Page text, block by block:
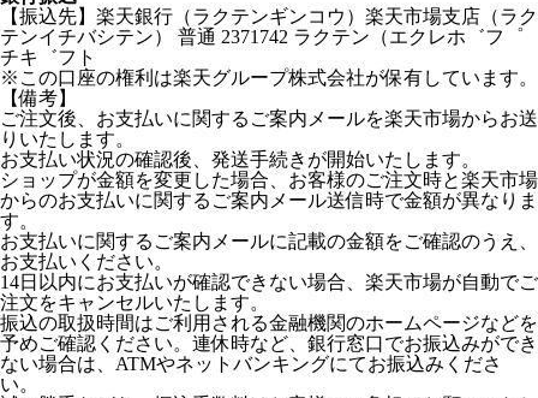
【振込先】楽天銀行（ラクテンギンコウ）楽天市場支店（ラク
テンイチバシテン） 普通 2371742 ラクテン（エクレホ゛フ゜
チキ゛フト
※この口座の権利は楽天グループ株式会社が保有しています。
【備考】
ご注文後、お支払いに関するご案内メールを楽天市場からお送
りいたします。
お支払い状況の確認後、発送手続きが開始いたします。
ショップが金額を変更した場合、お客様のご注文時と楽天市場
からのお支払いに関するご案内メール送信時で金額が異なりま
す。
お支払いに関するご案内メールに記載の金額をご確認のうえ、
お支払いください。
14日以内にお支払いが確認できない場合、楽天市場が自動でご
注文をキャンセルいたします。
振込の取扱時間はご利用される金融機関のホームページなどを
予めご確認ください。連休時など、銀行窓口でお振込みができ
ない場合は、ATMやネットバンキングにてお振込みくださ
い。